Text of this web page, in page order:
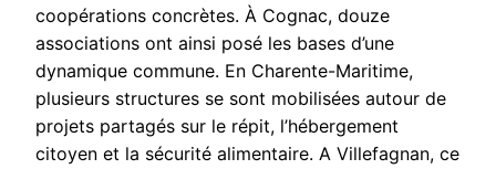
coopérations concrètes. À Cognac, douze
associations ont ainsi posé les bases d’une
dynamique commune. En Charente-Maritime,
plusieurs structures se sont mobilisées autour de
projets partagés sur le répit, l’hébergement
citoyen et la sécurité alimentaire. A Villefagnan, ce